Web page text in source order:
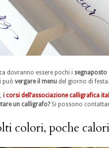
dovranno essere pochi i segnaposto
può vergare il menu del giorno di
i corsi dell’associazione calligrafica
un calligrafo?Si possono
colori, poche